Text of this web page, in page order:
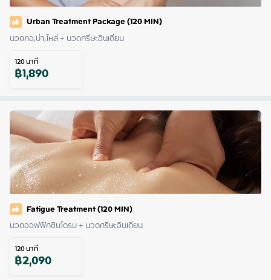
Urban Treatment Package (120 MIN)
นวดคอ,บ่า,ไหล่ + นวดศรีษะอินเดียน
120นาที
฿1,890
Fatigue Treatment (120 MIN)
นวดออฟฟิศซินโดรม + นวดศรีษะอินเดียน
120นาที
฿2,090